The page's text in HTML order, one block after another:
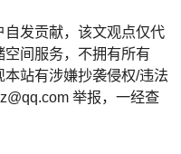
发贡献，该文观点仅代
间服务，不拥有所有
站有涉嫌抄袭侵权/违法
举报，一经查